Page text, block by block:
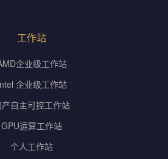
工作站
企业级工作站
企业级工作站
产自主可控工作站
GPU运算工作站
个人工作站